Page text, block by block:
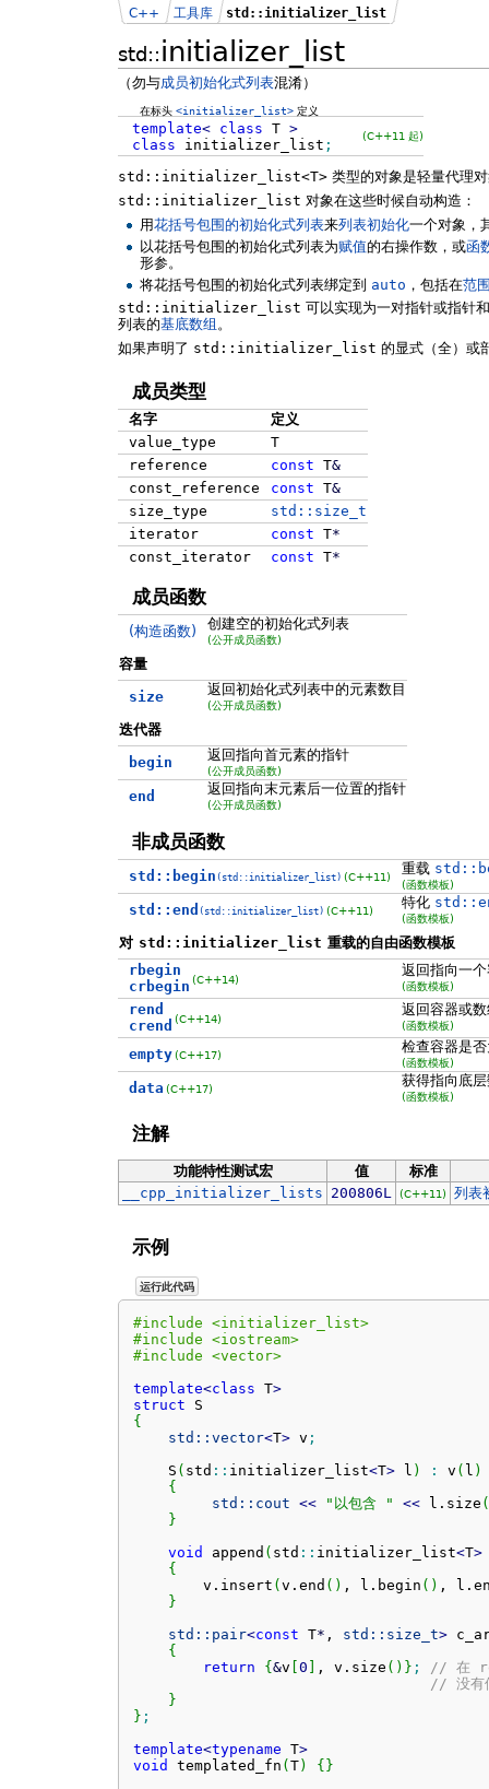
std::initializer_list
C++ 工具库 std::initializer_list
（勿与成员初始化式列表混淆）
在标头<initializer_list> 定义
template< class T >
class initializer_list ;
(C++11 起)
std::initializer_list<T> 类型的对象是轻量代理
std::initializer_list 对象在这些时候自动构造：
用花括号包围的初始化式列表来列表初始化一个对象，
以花括号包围的初始化式列表为赋值的右操作数，或函
形参。
将花括号包围的初始化式列表绑定到 auto ，包括在范
std::initializer_list 可以实现为一对指针或指针
列表的基底数组 。
如果声明了 std::initializer_list 的显式（全）或
成员类型
名字
定义
value_type
T
reference
const T&
const_reference
const T&
size_type
std::size_t
iterator
const T*
const_iterator
const T*
成员函数
(构造函数) 创建空的初始化式列表
(公开成员函数)
容量
size
返回初始化式列表中的元素数目
(公开成员函数)
迭代器
begin
返回指向首元素的指针
(公开成员函数)
end 返回指向末元素后一位置的指针
(公开成员函数)
非成员函数
std::begin (std::initializer_list) (C++11) 重载
(函数模板)
std::end (std::initializer_list) (C++11) 特化
(函数模板)
对 std::initializer_list 重载的自由函数模板
rbegin
crbegin (C++14)
返回指向一
(函数模板)
rend
crend (C++14)
返回容器或
(函数模板)
empty (C++17) 检查容器是
(函数模板)
data (C++17) 获得指向底
(函数模板)
注解
功能特性测试宏 值
标准
__cpp_initializer_lists 200806L (C++11) 列表
示例
运行此代码
#include <initializer_list>
#include <iostream>
#include <vector>
template<class T>
struct
{
std:: vector<T> v ;
    S
( std :: initializer_list<T> l ) : v ( l )
{
std:: cout << "以包含 " << l. size (
}
void
append ( std :: initializer_list<T>
{
        v.
insert ( v. end ( ) , l. begin ( ) , l.
}
std:: pair<const T* , std:: size_t>
{
return
{ &v 0 , v. size ( ) } ;
// 在
// 没
}
} ;
template<typename T>
void
templated_fn ( T) { }